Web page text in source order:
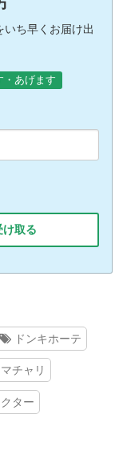
いち早くお届け出
・あげます
取る
ドンキホーテ
チャリ
ター